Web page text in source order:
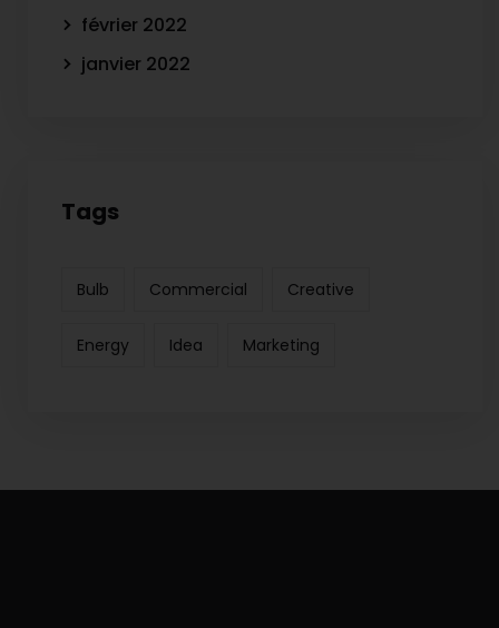
février 2022
janvier 2022
Tags
Bulb Commercial Creative
Energy Idea Marketing